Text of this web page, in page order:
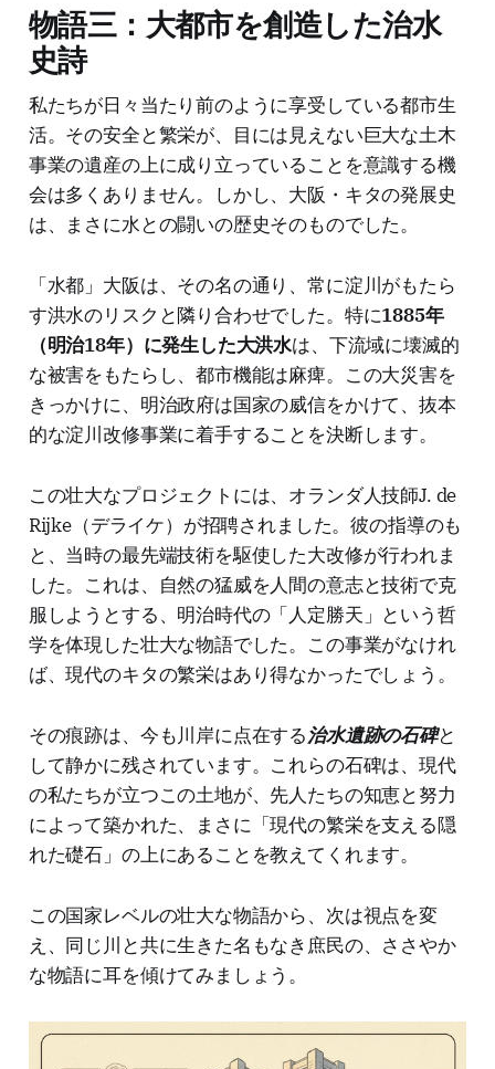
物語三：大都市を創造した治水
史詩
私たちが日々当たり前のように享受している都市生
活。その安全と繁栄が、目には見えない巨大な土木
事業の遺産の上に成り立っていることを意識する機
会は多くありません。しかし、大阪・キタの発展史
は、まさに水との闘いの歴史そのものでした。
「水都」大阪は、その名の通り、常に淀川がもたら
す洪水のリスクと隣り合わせでした。特に1885年
（明治18年）に発生した大洪水は、下流域に壊滅的
な被害をもたらし、都市機能は麻痺。この大災害を
きっかけに、明治政府は国家の威信をかけて、抜本
的な淀川改修事業に着手することを決断します。
この壮大なプロジェクトには、オランダ人技師J. de
Rijke（デライケ）が招聘されました。彼の指導のも
と、当時の最先端技術を駆使した大改修が行われま
した。これは、自然の猛威を人間の意志と技術で克
服しようとする、明治時代の「人定勝天」という哲
学を体現した壮大な物語でした。この事業がなけれ
ば、現代のキタの繁栄はあり得なかったでしょう。
その痕跡は、今も川岸に点在する治水遺跡の石碑と
して静かに残されています。これらの石碑は、現代
の私たちが立つこの土地が、先人たちの知恵と努力
によって築かれた、まさに「現代の繁栄を支える隠
れた礎石」の上にあることを教えてくれます。
この国家レベルの壮大な物語から、次は視点を変
え、同じ川と共に生きた名もなき庶民の、ささやか
な物語に耳を傾けてみましょう。